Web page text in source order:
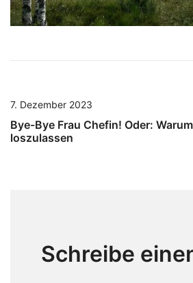
7. Dezember 2023
Bye-Bye Frau Chefin! Oder:
loszulassen
Schreibe